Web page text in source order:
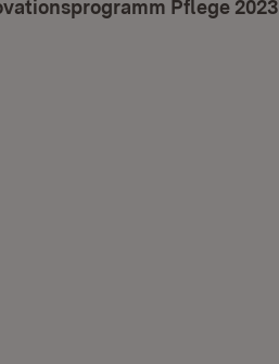
Pflege 2023